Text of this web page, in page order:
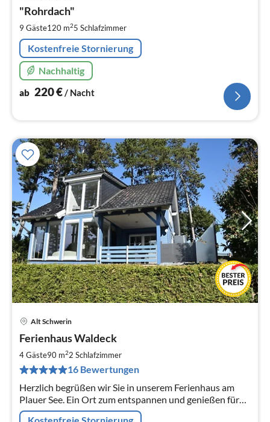
"Rohrdach"
9 Gäste120 m25 Schlafzimmer
Kostenfreie Stornierung
Nachhaltig
ab 220€/ Nacht
Alt Schwerin
Ferienhaus Waldeck
4 Gäste90 m22 Schlafzimmer
16 Bewertungen
Herzlich begrüßen wir Sie in unserem Ferienhaus am
Plauer See. Ein Ort zum entspannen und genießen für
einen Urlaub mit Familie, Freunden oder als Paar.